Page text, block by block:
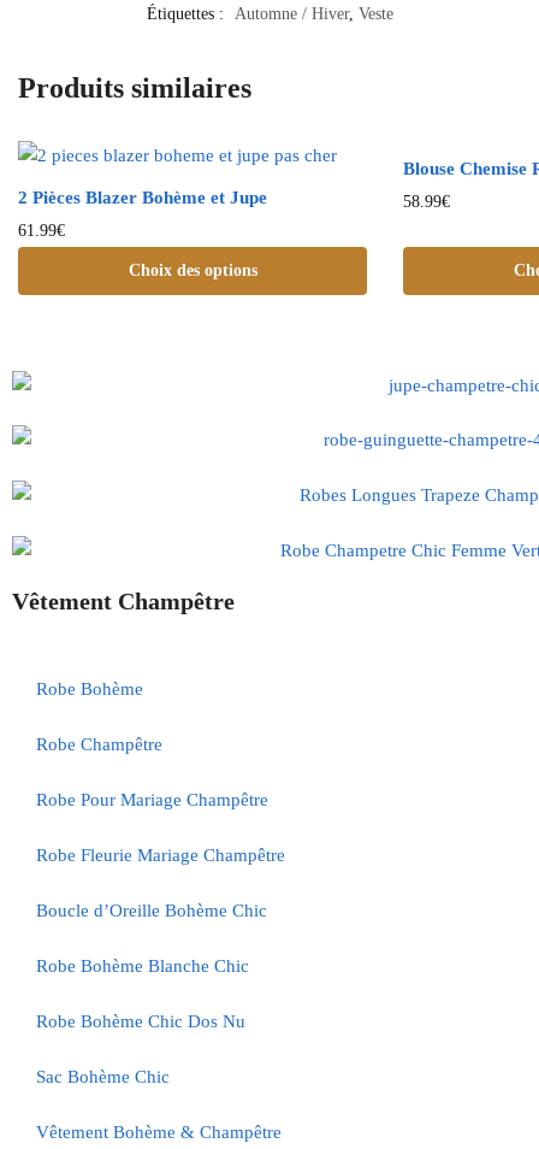
Étiquettes :
Automne / Hiver, Veste
Produits similaires
2 Pièces Blazer Bohème et Jupe
61.99€
Choix des options
Blouse Chemise
58.99€
Vêtement Champêtre
Robe Bohème
Robe Champêtre
Robe Pour Mariage Champêtre
Robe Fleurie Mariage Champêtre
Boucle d’Oreille Bohème Chic
Robe Bohème Blanche Chic
Robe Bohème Chic Dos Nu
Sac Bohème Chic
Vêtement Bohème & Champêtre